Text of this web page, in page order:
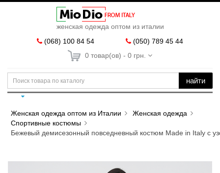
женская одежда оптом из италии
(068) 100 84 54
(050) 789 45 44
0 товар(ов) - 0 грн.
найти
Женская одежда оптом из Италии
Женская одежда
Спортивные костюмы
Бежевый демисезонный повседневный костюм Made in Italy с